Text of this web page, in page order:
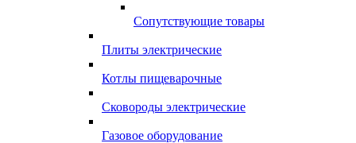
Сопутствующие товары
Плиты электрические
Котлы пищеварочные
Сковороды электрические
Газовое оборудование